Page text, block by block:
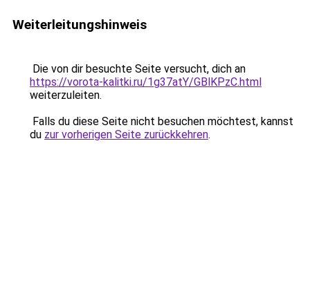
Weiterleitungshinweis
Die von dir besuchte Seite versucht, dich an
https://vorota-kalitki.ru/1g37atY/GBlKPzC.html
weiterzuleiten.
Falls du diese Seite nicht besuchen möchtest, kannst
du zur vorherigen Seite zurückkehren.